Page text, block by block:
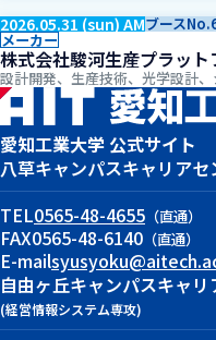
2026.05.31 (sun) AMブース
メーカー
株式会社駿河生産プラット
設計開発、生産技術、光学設計
愛知工業大学 公式サイト
八草キャンパスキャリアセ
TEL0565-48-4655 （直通）
FAX0565-48-6140 （直通）
E-mail
自由ヶ丘キャンパスキャリ
(経営情報システム専攻)